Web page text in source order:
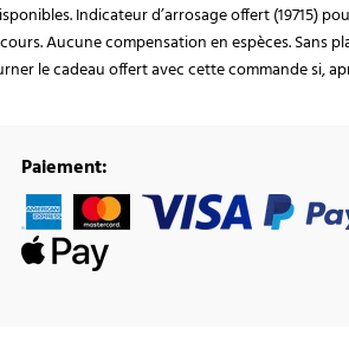
Indicateur d’arrosage offert (19715)
Aucune compensation en espèces.
le cadeau offert avec cette commande si,
Paiement: